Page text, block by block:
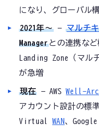
になり、グローバル
2021年〜—マルチ
Manager との連携な
Landing Zone（マル
が急増
現在 — AWSWell-
アカウント設計の標
Virtual WAN、